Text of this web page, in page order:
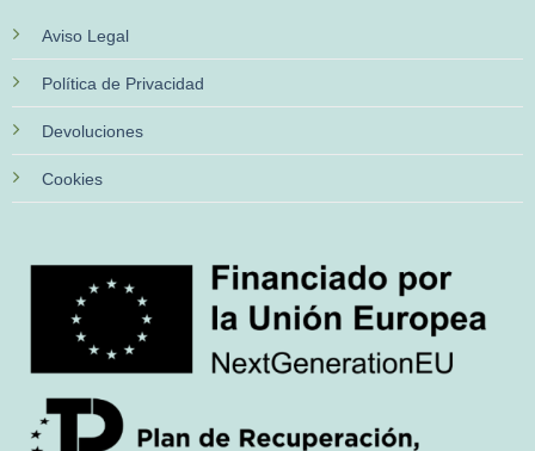
Aviso Legal
Política de Privacidad
Devoluciones
Cookies